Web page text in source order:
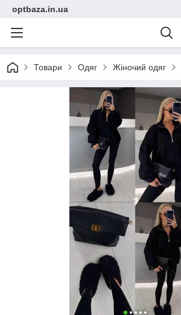
optbaza.in.ua
Товари Одяг Жіночий одяг